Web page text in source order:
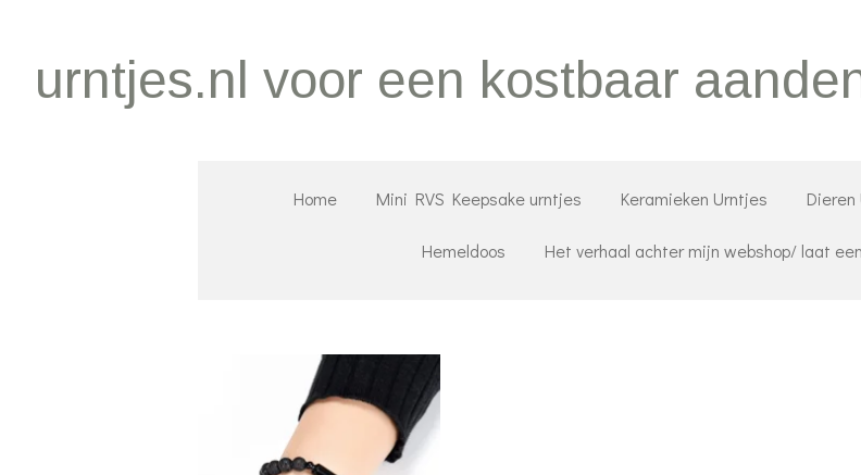
urntjes.nl voor een kostbaar
Home Mini RVS Keepsake urntjes Keramieken Urntjes Dieren
Hemeldoos Het verhaal achter mijn webshop/ laat